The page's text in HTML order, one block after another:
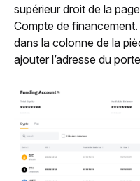
supérieur droit de la
Compte de
dans la colonne de la
ajouter l’adresse du